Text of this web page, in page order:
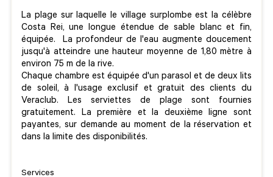
La plage sur laquelle le village surplombe est la célèbre
Costa Rei, une longue étendue de sable blanc et fin,
équipée. La profondeur de l'eau augmente doucement
jusqu'à atteindre une hauteur moyenne de 1,80 mètre à
environ 75 m de la rive.
Chaque chambre est équipée d'un parasol et de deux lits
de soleil, à l'usage exclusif et gratuit des clients du
Veraclub. Les serviettes de plage sont fournies
gratuitement. La première et la deuxième ligne sont
payantes, sur demande au moment de la réservation et
dans la limite des disponibilités.
Services